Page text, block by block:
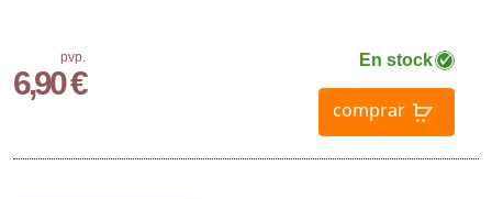
pvp.
6,90 €
En stock
comprar